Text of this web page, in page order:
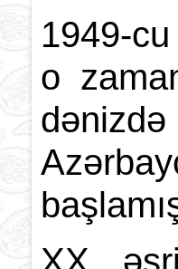
1949-
o
dənizdə